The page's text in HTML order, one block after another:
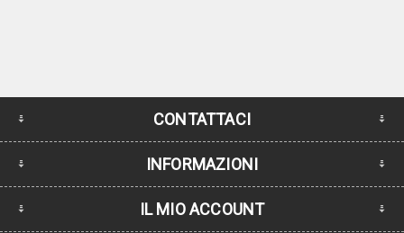
CONTATTACI
INFORMAZIONI
IL MIO ACCOUNT